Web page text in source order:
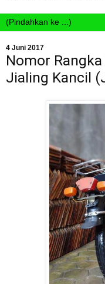
4 Juni 2017
Nomor
Jialing Kancil